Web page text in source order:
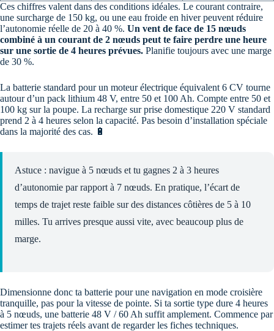
Ces chiffres valent dans des conditions idéales. Le courant contraire,
une surcharge de 150 kg, ou une eau froide en hiver peuvent réduire
l’autonomie réelle de 20 à 40 %. Un vent de face de 15 nœuds
combiné à un courant de 2 nœuds peut te faire perdre une heure
sur une sortie de 4 heures prévues. Planifie toujours avec une marge
de 30 %.
La batterie standard pour un moteur électrique équivalent 6 CV tourne
autour d’un pack lithium 48 V, entre 50 et 100 Ah. Compte entre 50 et
100 kg sur la poupe. La recharge sur prise domestique 220 V standard
prend 2 à 4 heures selon la capacité. Pas besoin d’installation spéciale
dans la majorité des cas. 🔋
Astuce : navigue à 5 nœuds et tu gagnes 2 à 3 heures
d’autonomie par rapport à 7 nœuds. En pratique, l’écart de
temps de trajet reste faible sur des distances côtières de 5 à 10
milles. Tu arrives presque aussi vite, avec beaucoup plus de
marge.
Dimensionne donc ta batterie pour une navigation en mode croisière
tranquille, pas pour la vitesse de pointe. Si ta sortie type dure 4 heures
à 5 nœuds, une batterie 48 V / 60 Ah suffit amplement. Commence par
estimer tes trajets réels avant de regarder les fiches techniques.